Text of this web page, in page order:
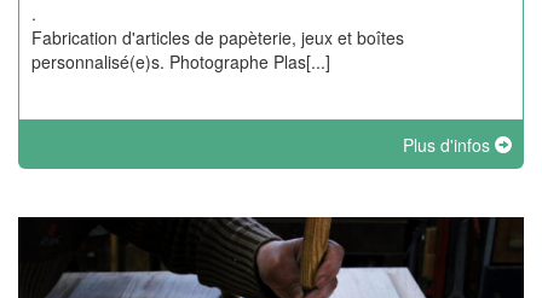
.
Fabrication d'articles de papèterie, jeux et boîtes
personnalisé(e)s. Photographe Plas[...]
Plus d'infos